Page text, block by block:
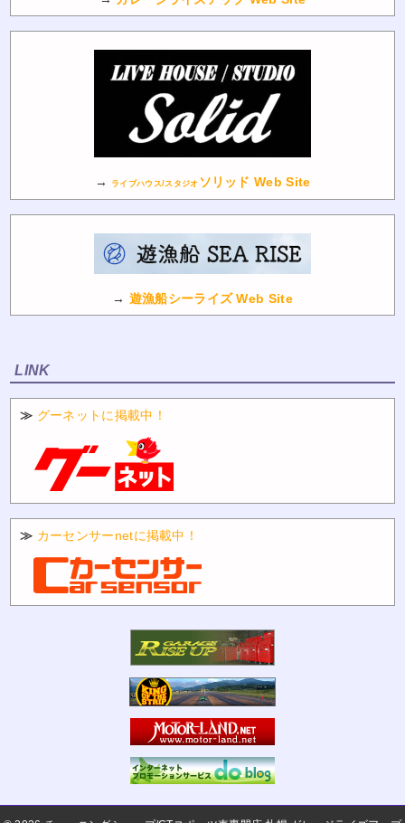
→ ライブハウス/スタジオ ソリッド Web Site
→ 遊漁船シーライズ Web Site
LINK
≫ グーネットに掲載中！
≫ カーセンサーnetに掲載中！